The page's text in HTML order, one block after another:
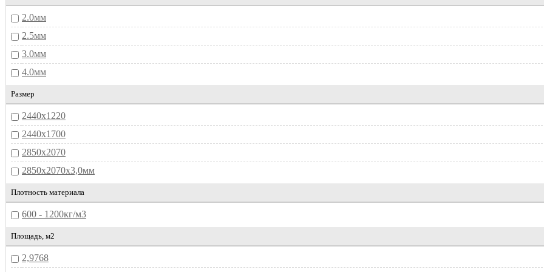
Ольха D4647
Орех
Сонома Шоколад D4133
Черный D2300
2.0мм
2.5мм
3.0мм
4.0мм
Размер
2440x1220
2440x1700
2850х2070
2850х2070х3,0мм
Плотность материала
600 - 1200кг/м3
Площадь, м2
2,9768